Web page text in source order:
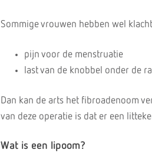
Sommige vrouwen hebben wel
pijn voor de menstruatie
last van de knobbel onder de
Dan kan de arts het fibroadenoom
van deze operatie is dat er een
Wat is een lipoom?